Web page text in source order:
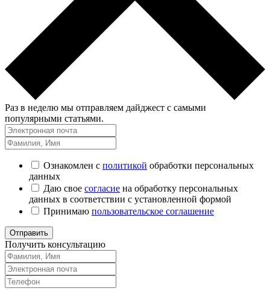
Раз в неделю мы отправляем дайджест с самыми
популярными статьями.
Ознакомлен с политикой обработки персональных
данных
Даю свое согласие на обработку персональных
данных в соответствии с установленной формой
Принимаю пользовательское соглашение
Отправить
Получить консультацию